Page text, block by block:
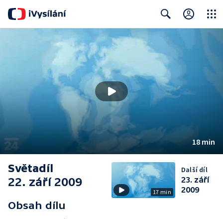
Search
18 min
Světadíl
22. září 2009
Obsah dílu
17 min
Další díl
23. září
2009